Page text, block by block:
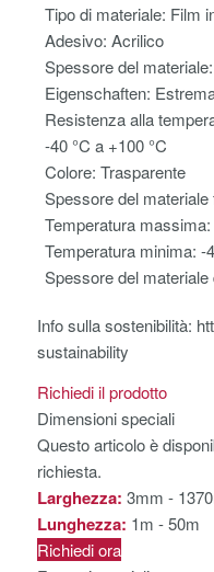
Tipo di materiale: Film
Adesivo: Acrilico
Spessore del materiale:
Eigenschaften:
Resistenza alla
-40 °C a +100 °C
Colore: Trasparente
Spessore del materiale
Temperatura massima:
Temperatura minima: -
Spessore del materiale
Info sulla sostenibilità:
sustainability
Richiedi il prodotto
Dimensioni speciali
Questo articolo è
richiesta.
Larghezza: 3mm -
Lunghezza: 1m - 50m
Richiedi ora